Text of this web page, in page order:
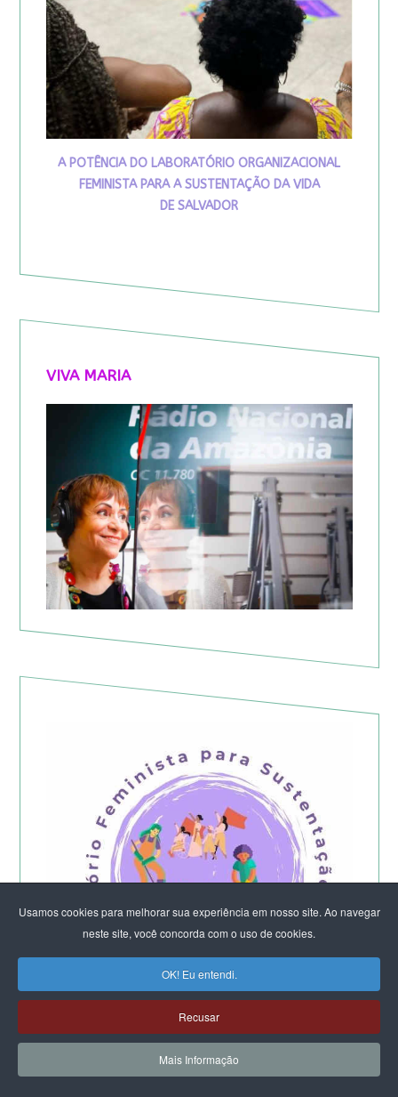
Usamos cookies para melhorar sua experiência em nosso site. Ao navegar
neste site, você concorda com o uso de cookies.
OK! Eu entendi.
Recusar
Mais Informação
A POTÊNCIA DO LABORATÓRIO ORGANIZACIONAL
FEMINISTA PARA A SUSTENTAÇÃO DA VIDA
DE SALVADOR
VIVA MARIA
Começa a etapa presencial do
Laboratório Feminista do DF e Entorno -